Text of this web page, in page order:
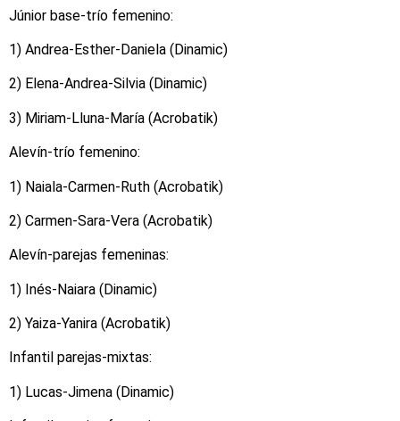
Júnior base-trío femenino:
1) Andrea-Esther-Daniela (Dinamic)
2) Elena-Andrea-Silvia (Dinamic)
3) Miriam-Lluna-María (Acrobatik)
Alevín-trío femenino:
1) Naiala-Carmen-Ruth (Acrobatik)
2) Carmen-Sara-Vera (Acrobatik)
Alevín-parejas femeninas:
1) Inés-Naiara (Dinamic)
2) Yaiza-Yanira (Acrobatik)
Infantil parejas-mixtas:
1) Lucas-Jimena (Dinamic)